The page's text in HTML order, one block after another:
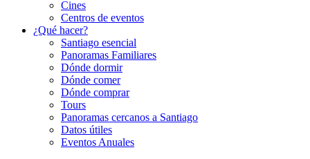
Cines
Centros de eventos
¿Qué hacer?
Santiago esencial
Panoramas Familiares
Dónde dormir
Dónde comer
Dónde comprar
Tours
Panoramas cercanos a Santiago
Datos útiles
Eventos Anuales